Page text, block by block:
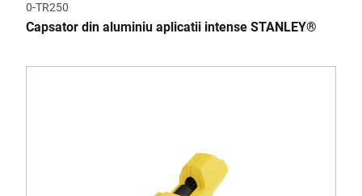
0-TR250
Capsator din aluminiu aplicatii intense STANLEY®